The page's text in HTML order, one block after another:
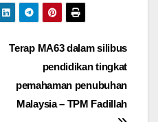
Terap MA63 dalam silibus
pendidikan tingkat
pemahaman penubuhan
Malaysia – TPM Fadillah